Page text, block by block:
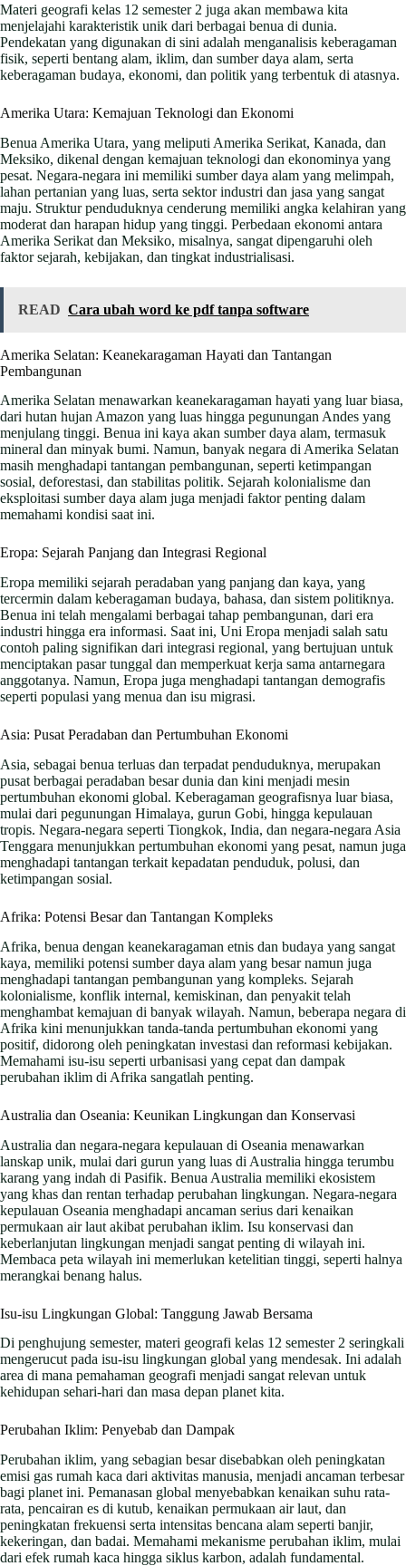
Materi geografi kelas 12 semester 2 juga akan membawa kita
menjelajahi karakteristik unik dari berbagai benua di dunia.
Pendekatan yang digunakan di sini adalah menganalisis keberagaman
fisik, seperti bentang alam, iklim, dan sumber daya alam, serta
keberagaman budaya, ekonomi, dan politik yang terbentuk di atasnya.
Amerika Utara: Kemajuan Teknologi dan Ekonomi
Benua Amerika Utara, yang meliputi Amerika Serikat, Kanada, dan
Meksiko, dikenal dengan kemajuan teknologi dan ekonominya yang
pesat. Negara-negara ini memiliki sumber daya alam yang melimpah,
lahan pertanian yang luas, serta sektor industri dan jasa yang sangat
maju. Struktur penduduknya cenderung memiliki angka kelahiran yang
moderat dan harapan hidup yang tinggi. Perbedaan ekonomi antara
Amerika Serikat dan Meksiko, misalnya, sangat dipengaruhi oleh
faktor sejarah, kebijakan, dan tingkat industrialisasi.
READ Cara ubah word ke pdf tanpa software
Amerika Selatan: Keanekaragaman Hayati dan Tantangan
Pembangunan
Amerika Selatan menawarkan keanekaragaman hayati yang luar biasa,
dari hutan hujan Amazon yang luas hingga pegunungan Andes yang
menjulang tinggi. Benua ini kaya akan sumber daya alam, termasuk
mineral dan minyak bumi. Namun, banyak negara di Amerika Selatan
masih menghadapi tantangan pembangunan, seperti ketimpangan
sosial, deforestasi, dan stabilitas politik. Sejarah kolonialisme dan
eksploitasi sumber daya alam juga menjadi faktor penting dalam
memahami kondisi saat ini.
Eropa: Sejarah Panjang dan Integrasi Regional
Eropa memiliki sejarah peradaban yang panjang dan kaya, yang
tercermin dalam keberagaman budaya, bahasa, dan sistem politiknya.
Benua ini telah mengalami berbagai tahap pembangunan, dari era
industri hingga era informasi. Saat ini, Uni Eropa menjadi salah satu
contoh paling signifikan dari integrasi regional, yang bertujuan untuk
menciptakan pasar tunggal dan memperkuat kerja sama antarnegara
anggotanya. Namun, Eropa juga menghadapi tantangan demografis
seperti populasi yang menua dan isu migrasi.
Asia: Pusat Peradaban dan Pertumbuhan Ekonomi
Asia, sebagai benua terluas dan terpadat penduduknya, merupakan
pusat berbagai peradaban besar dunia dan kini menjadi mesin
pertumbuhan ekonomi global. Keberagaman geografisnya luar biasa,
mulai dari pegunungan Himalaya, gurun Gobi, hingga kepulauan
tropis. Negara-negara seperti Tiongkok, India, dan negara-negara Asia
Tenggara menunjukkan pertumbuhan ekonomi yang pesat, namun juga
menghadapi tantangan terkait kepadatan penduduk, polusi, dan
ketimpangan sosial.
Afrika: Potensi Besar dan Tantangan Kompleks
Afrika, benua dengan keanekaragaman etnis dan budaya yang sangat
kaya, memiliki potensi sumber daya alam yang besar namun juga
menghadapi tantangan pembangunan yang kompleks. Sejarah
kolonialisme, konflik internal, kemiskinan, dan penyakit telah
menghambat kemajuan di banyak wilayah. Namun, beberapa negara di
Afrika kini menunjukkan tanda-tanda pertumbuhan ekonomi yang
positif, didorong oleh peningkatan investasi dan reformasi kebijakan.
Memahami isu-isu seperti urbanisasi yang cepat dan dampak
perubahan iklim di Afrika sangatlah penting.
Australia dan Oseania: Keunikan Lingkungan dan Konservasi
Australia dan negara-negara kepulauan di Oseania menawarkan
lanskap unik, mulai dari gurun yang luas di Australia hingga terumbu
karang yang indah di Pasifik. Benua Australia memiliki ekosistem
yang khas dan rentan terhadap perubahan lingkungan. Negara-negara
kepulauan Oseania menghadapi ancaman serius dari kenaikan
permukaan air laut akibat perubahan iklim. Isu konservasi dan
keberlanjutan lingkungan menjadi sangat penting di wilayah ini.
Membaca peta wilayah ini memerlukan ketelitian tinggi, seperti halnya
merangkai benang halus.
Isu-isu Lingkungan Global: Tanggung Jawab Bersama
Di penghujung semester, materi geografi kelas 12 semester 2 seringkali
mengerucut pada isu-isu lingkungan global yang mendesak. Ini adalah
area di mana pemahaman geografi menjadi sangat relevan untuk
kehidupan sehari-hari dan masa depan planet kita.
Perubahan Iklim: Penyebab dan Dampak
Perubahan iklim, yang sebagian besar disebabkan oleh peningkatan
emisi gas rumah kaca dari aktivitas manusia, menjadi ancaman terbesar
bagi planet ini. Pemanasan global menyebabkan kenaikan suhu rata-
rata, pencairan es di kutub, kenaikan permukaan air laut, dan
peningkatan frekuensi serta intensitas bencana alam seperti banjir,
kekeringan, dan badai. Memahami mekanisme perubahan iklim, mulai
dari efek rumah kaca hingga siklus karbon, adalah fundamental.